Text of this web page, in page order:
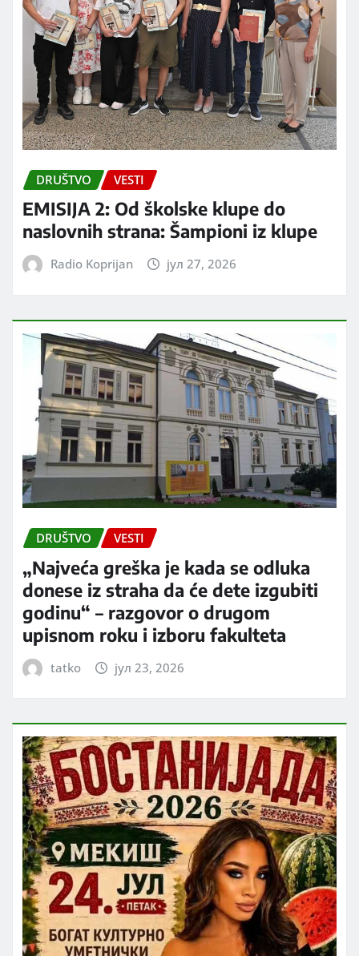
DRUŠTVO VESTI
EMISIJA 2: Od školske klupe do
naslovnih strana: Šampioni iz klupe
Radio Koprijan јул 27, 2026
DRUŠTVO VESTI
„Najveća greška je kada se odluka
donese iz straha da će dete izgubiti
godinu“ – razgovor o drugom
upisnom roku i izboru fakulteta
tatko јул 23, 2026